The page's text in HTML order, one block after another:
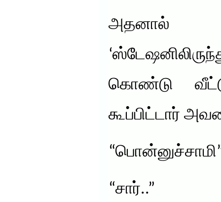
அதனால்
கொண்டு
கூப்பிட்டார்
“சார்..”